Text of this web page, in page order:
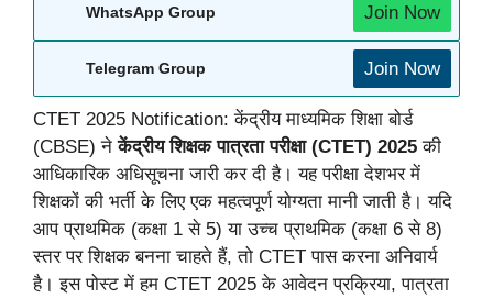
WhatsApp Group Join Now
Telegram Group Join Now
CTET 2025 Notification: केंद्रीय माध्यमिक शिक्षा बोर्ड
(CBSE) नेकेंद्रीय शिक्षक पात्रता परीक्षा (CTET) 2025 की
आधिकारिक अधिसूचना जारी कर दी है। यह परीक्षा देशभर में
शिक्षकों की भर्ती के लिए एक महत्वपूर्ण योग्यता मानी जाती है। यदि
आप प्राथमिक (कक्षा 1 से 5) या उच्च प्राथमिक (कक्षा 6 से 8)
स्तर पर शिक्षक बनना चाहते हैं, तो CTET पास करना अनिवार्य
है। इस पोस्ट में हम CTET 2025 के आवेदन प्रक्रिया, पात्रता